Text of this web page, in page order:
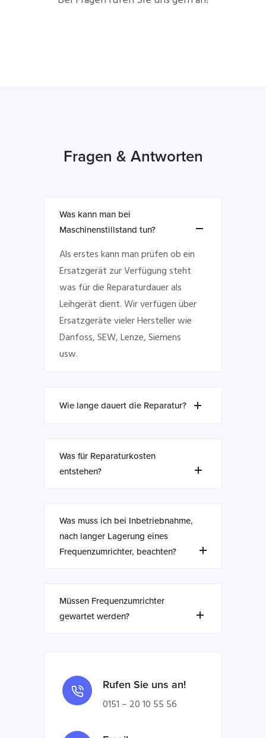
Fragen & Antworten
Was kann man bei
Maschinenstillstand tun?
Als erstes kann man prüfen ob ein
Ersatzgerät zur Verfügung steht
was für die Reparaturdauer als
Leihgerät dient. Wir verfügen über
Ersatzgeräte vieler Hersteller wie
Danfoss, SEW, Lenze, Siemens
usw.
Wie lange dauert die Reparatur?
Was für Reparaturkosten
entstehen?
Was muss ich bei Inbetriebnahme,
nach langer Lagerung eines
Frequenzumrichter, beachten?
Müssen Frequenzumrichter
gewartet werden?
Rufen Sie uns an!
0151 – 20 10 55 56